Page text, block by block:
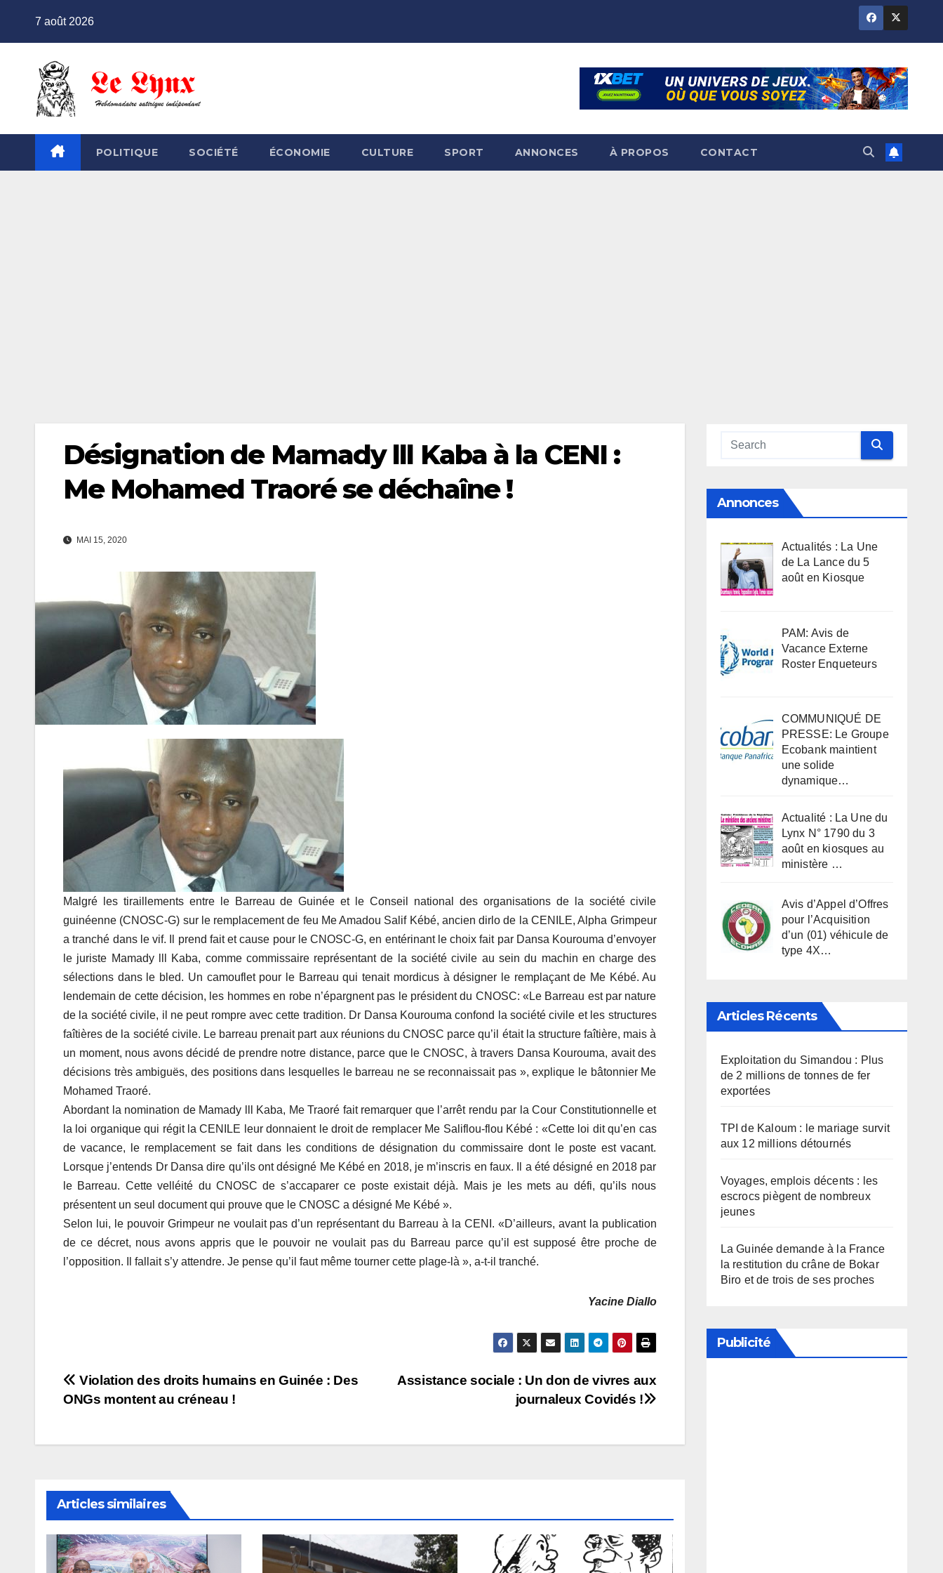
7 août 2026
POLITIQUE SOCIÉTÉ ÉCONOMIE CULTURE SPORT ANNONCES À PROPOS CONTACT
Désignation de Mamady lll Kaba à la CENI :
Me Mohamed Traoré se déchaîne !
MAI 15, 2020
Malgré les tiraillements entre le Barreau de Guinée et le Conseil national des organisations de la société civile
guinéenne (CNOSC-G) sur le remplacement de feu Me Amadou Salif Kébé, ancien dirlo de la CENILE, Alpha Grimpeur
a tranché dans le vif. Il prend fait et cause pour le CNOSC-G, en entérinant le choix fait par Dansa Kourouma d’envoyer
le juriste Mamady lll Kaba, comme commissaire représentant de la société civile au sein du machin en charge des
sélections dans le bled. Un camouflet pour le Barreau qui tenait mordicus à désigner le remplaçant de Me Kébé. Au
lendemain de cette décision, les hommes en robe n’épargnent pas le président du CNOSC: «Le Barreau est par nature
de la société civile, il ne peut rompre avec cette tradition. Dr Dansa Kourouma confond la société civile et les structures
faîtières de la société civile. Le barreau prenait part aux réunions du CNOSC parce qu’il était la structure faîtière, mais à
un moment, nous avons décidé de prendre notre distance, parce que le CNOSC, à travers Dansa Kourouma, avait des
décisions très ambiguës, des positions dans lesquelles le barreau ne se reconnaissait pas », explique le bâtonnier Me
Mohamed Traoré.
Abordant la nomination de Mamady lll Kaba, Me Traoré fait remarquer que l’arrêt rendu par la Cour Constitutionnelle et
la loi organique qui régit la CENILE leur donnaient le droit de remplacer Me Saliflou-flou Kébé : «Cette loi dit qu’en cas
de vacance, le remplacement se fait dans les conditions de désignation du commissaire dont le poste est vacant.
Lorsque j’entends Dr Dansa dire qu’ils ont désigné Me Kébé en 2018, je m’inscris en faux. Il a été désigné en 2018 par
le Barreau. Cette velléité du CNOSC de s’accaparer ce poste existait déjà. Mais je les mets au défi, qu’ils nous
présentent un seul document qui prouve que le CNOSC a désigné Me Kébé ».
Selon lui, le pouvoir Grimpeur ne voulait pas d’un représentant du Barreau à la CENI. «D’ailleurs, avant la publication
de ce décret, nous avons appris que le pouvoir ne voulait pas du Barreau parce qu’il est supposé être proche de
l’opposition. Il fallait s’y attendre. Je pense qu’il faut même tourner cette plage-là », a-t-il tranché.
Yacine Diallo
Navigation
l’article
Assistance sociale : Un don de vivres aux
journaleux Covidés !
Violation des droits humains en Guinée : Des
ONGs montent au créneau !
Articles similaires
Annonces
Actualités : La Une
de La Lance du 5
août en Kiosque
PAM: Avis de
Vacance Externe
Roster Enqueteurs
COMMUNIQUÉ DE
PRESSE: Le Groupe
Ecobank maintient
une solide
dynamique…
Actualité : La Une du
Lynx N° 1790 du 3
août en kiosques au
ministère …
Avis d’Appel d’Offres
pour l’Acquisition
d’un (01) véhicule de
type 4X…
Articles Récents
Exploitation du Simandou : Plus
de 2 millions de tonnes de fer
exportées
TPI de Kaloum : le mariage survit
aux 12 millions détournés
Voyages, emplois décents : les
escrocs piègent de nombreux
jeunes
La Guinée demande à la France
la restitution du crâne de Bokar
Biro et de trois de ses proches
Publicité